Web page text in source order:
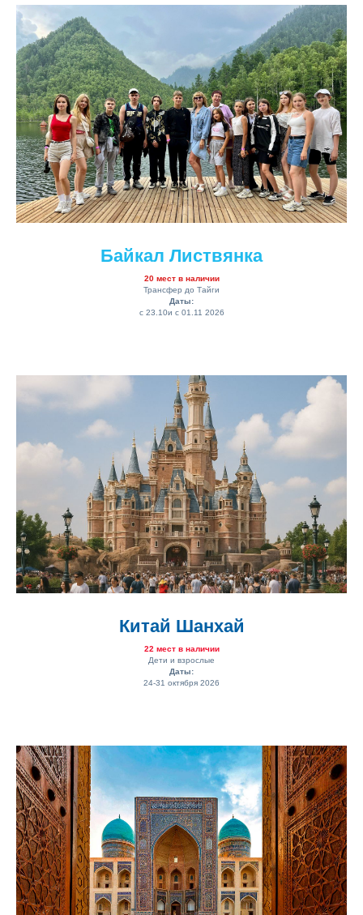
Байкал Листвянка
20 мест в наличии
Трансфер до Тайги
Даты:
с 23.10и с 01.11 2026
Китай Шанхай
22 мест в наличии
Дети и взрослые
Даты:
24-31 октября 2026